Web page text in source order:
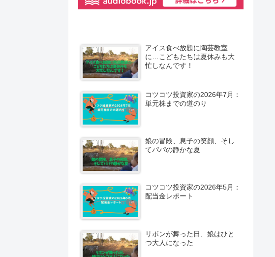
アイス食べ放題に陶芸教室
に…こどもたちは夏休みも大
忙しなんです！
コツコツ投資家の2026年7月：
単元株までの道のり
娘の冒険、息子の笑顔、そし
てパパの静かな夏
コツコツ投資家の2026年5月：
配当金レポート
リボンが舞った日、娘はひと
つ大人になった